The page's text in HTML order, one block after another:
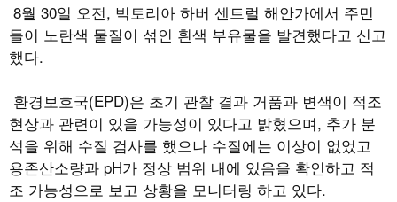
8월 30일 오전, 빅토리아 하버 센트럴 해안가에서 주민
들이 노란색 물질이 섞인 흰색 부유물을 발견했다고 신고
했다.
환경보호국(EPD)은 초기 관찰 결과 거품과 변색이 적조
현상과 관련이 있을 가능성이 있다고 밝혔으며, 추가 분
석을 위해 수질 검사를 했으나 수질에는 이상이 없었고
용존산소량과 pH가 정상 범위 내에 있음을 확인하고 적
조 가능성으로 보고 상황을 모니터링 하고 있다.